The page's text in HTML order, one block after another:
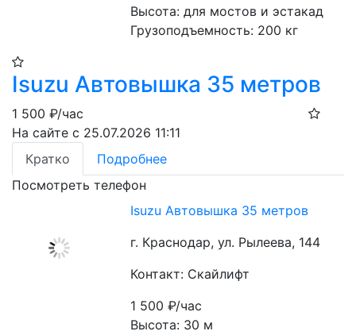
Высота: для мостов и эстакад
Грузоподъемность: 200 кг
Isuzu Автовышка 35 метров
1 500 ₽/час
На сайте с 25.07.2026 11:11
Кратко
Подробнее
Посмотреть телефон
Isuzu Автовышка 35 метров
г. Краснодар, ул. Рылеева, 144
Контакт: Скайлифт
1 500₽/час
Высота: 30 м